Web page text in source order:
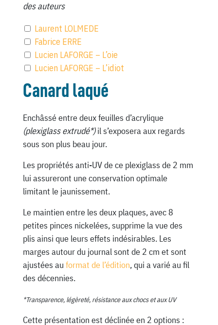
des auteurs
Laurent LOLMEDE
Fabrice ERRE
Lucien LAFORGE – L’oie
Lucien LAFORGE – L’idiot
Canard laqué
Enchâssé entre deux feuilles d’acrylique
(plexiglass extrudé*)il s’exposera aux regards
sous son plus beau jour.
Les propriétés anti-UV de ce plexiglass de 2 mm
lui assureront une conservation optimale
limitant le jaunissement.
Le maintien entre les deux plaques, avec 8
petites pinces nickelées, supprime la vue des
plis ainsi que leurs effets indésirables. Les
marges autour du journal sont de 2 cm et sont
ajustées au format de l’édition, qui a varié au fil
des décennies.
*Transparence, légèreté, résistance aux chocs et aux UV
Cette présentation est déclinée en 2 options :